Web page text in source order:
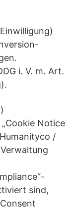
i. V. m. Art.
Notice
/
sind,